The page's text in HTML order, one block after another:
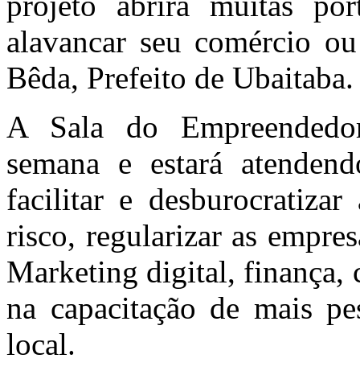
alavancar seu comércio
Bêda, Prefeito de Ubaitaba.
A Sala do
semana e estará
facilitar e desburocratizar
risco, regularizar as
Marketing digital, finança,
na capacitação de mais
local.